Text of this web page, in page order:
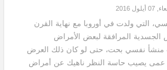
2016
التي ولدت في أوروبا مع نهاية القرن
الجسدية المرافقة لبعض الأمراض
منشأ نفسي بحت، حتى لو كان ذلك العرض
عمى يصيب حاسة النظر ناهيك عن أمراض